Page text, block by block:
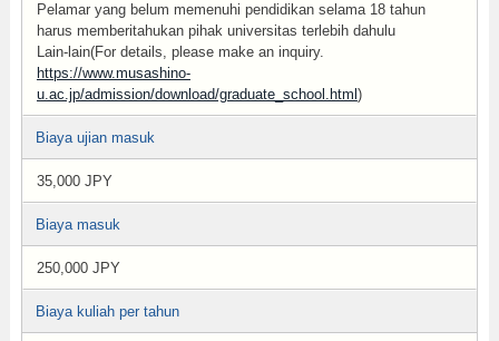
Pelamar yang belum memenuhi pendidikan selama 18 tahun
harus memberitahukan pihak universitas terlebih dahulu
Lain-lain(For details, please make an inquiry.
https://www.musashino-
u.ac.jp/admission/download/graduate_school.html )
Biaya ujian masuk
35,000 JPY
Biaya masuk
250,000 JPY
Biaya kuliah per tahun